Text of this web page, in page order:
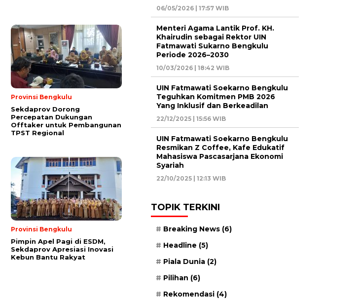
Provinsi Bengkulu
Sekdaprov Dorong
Percepatan Dukungan
Offtaker untuk Pembangunan
TPST Regional
Provinsi Bengkulu
Pimpin Apel Pagi di ESDM,
Sekdaprov Apresiasi Inovasi
Kebun Bantu Rakyat
06/05/2026 | 17:57 WIB
Menteri Agama Lantik Prof. KH.
Khairudin sebagai Rektor UIN
Fatmawati Sukarno Bengkulu
Periode 2026–2030
10/03/2026 | 18:42 WIB
UIN Fatmawati Soekarno Bengkulu
Teguhkan Komitmen PMB 2026
Yang Inklusif dan Berkeadilan
22/12/2025 | 15:56 WIB
UIN Fatmawati Soekarno Bengkulu
Resmikan Z Coffee, Kafe Edukatif
Mahasiswa Pascasarjana Ekonomi
Syariah
22/10/2025 | 12:13 WIB
TOPIK TERKINI
Breaking News (6)
Headline (5)
Piala Dunia (2)
Pilihan (6)
Rekomendasi (4)